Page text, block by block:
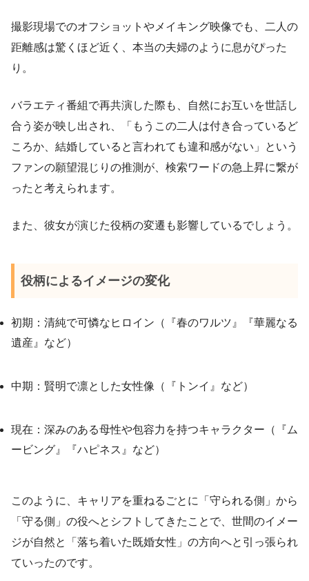
撮影現場でのオフショットやメイキング映像でも、二人の
距離感は驚くほど近く、本当の夫婦のように息がぴった
り。
バラエティ番組で再共演した際も、自然にお互いを世話し
合う姿が映し出され、「もうこの二人は付き合っているど
ころか、結婚していると言われても違和感がない」という
ファンの願望混じりの推測が、検索ワードの急上昇に繋が
ったと考えられます。
また、彼女が演じた役柄の変遷も影響しているでしょう。
役柄によるイメージの変化
初期：清純で可憐なヒロイン（『春のワルツ』『華麗なる
遺産』など）
中期：賢明で凛とした女性像（『トンイ』など）
現在：深みのある母性や包容力を持つキャラクター（『ム
ービング』『ハピネス』など）
このように、キャリアを重ねるごとに「守られる側」から
「守る側」の役へとシフトしてきたことで、世間のイメー
ジが自然と「落ち着いた既婚女性」の方向へと引っ張られ
ていったのです。